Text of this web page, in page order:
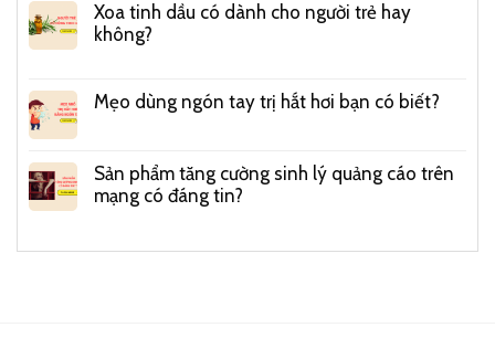
Xoa tinh dầu có dành cho người trẻ hay
không?
Mẹo dùng ngón tay trị hắt hơi bạn có biết?
Sản phẩm tăng cường sinh lý quảng cáo trên
mạng có đáng tin?